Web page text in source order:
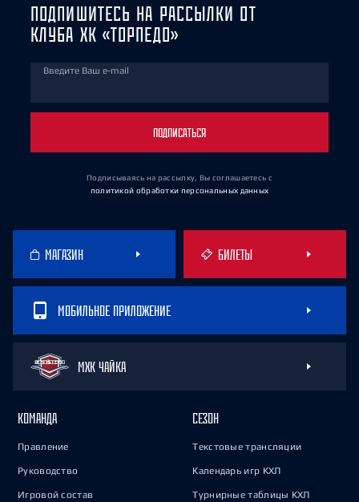
ПОДПИШИТЕСЬ НА РАССЫЛКИ ОТ
КЛУБА ХК «ТОРПЕДО»
Введите Ваш e-mail
ПОДПИСАТЬСЯ
Подписываясь на рассылку, Вы соглашаетесь с
политикой обработки персональных данных
МАГАЗИН БИЛЕТЫ
МОБИЛЬНОЕ ПРИЛОЖЕНИЕ
МХК ЧАЙКА
КОМАНДА
Правление
Руководство
Игровой состав
СЕЗОН
Текстовые трансляции
Календарь игр КХЛ
Турнирные таблицы КХЛ